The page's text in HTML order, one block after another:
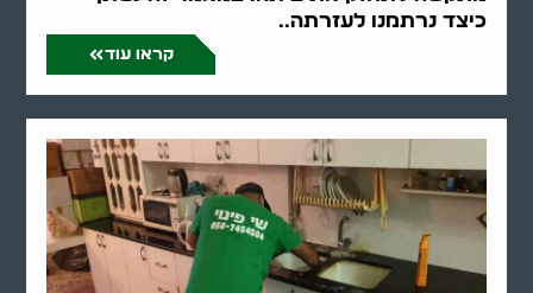
כיצד נרתמנו לעזרתה..
קראו עוד